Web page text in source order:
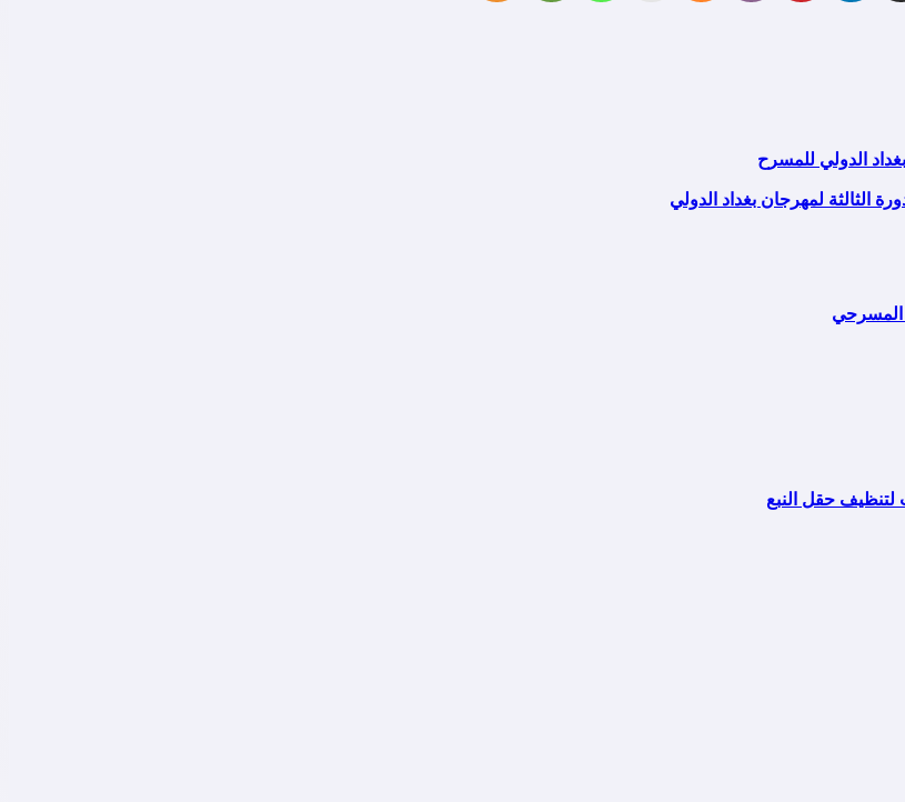
الدولي للمسرح
الثالثة لمهرجان بغداد الدولي
المسرحي
لتنظيف حقل النبع